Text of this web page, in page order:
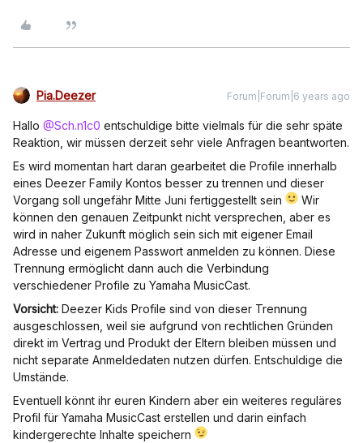
Pia.Deezer Forum|Forum|6 years ago
Hallo @Sch.n1c0 entschuldige bitte vielmals für die sehr späte
Reaktion, wir müssen derzeit sehr viele Anfragen beantworten.
Es wird momentan hart daran gearbeitet die Profile innerhalb
eines Deezer Family Kontos besser zu trennen und dieser
Vorgang soll ungefähr Mitte Juni fertiggestellt sein
Wir
können den genauen Zeitpunkt nicht versprechen, aber es
wird in naher Zukunft möglich sein sich mit eigener Email
Adresse und eigenem Passwort anmelden zu können. Diese
Trennung ermöglicht dann auch die Verbindung
verschiedener Profile zu Yamaha MusicCast.
Vorsicht: Deezer Kids Profile sind von dieser Trennung
ausgeschlossen, weil sie aufgrund von rechtlichen Gründen
direkt im Vertrag und Produkt der Eltern bleiben müssen und
nicht separate Anmeldedaten nutzen dürfen. Entschuldige die
Umstände.
Eventuell könnt ihr euren Kindern aber ein weiteres reguläres
Profil für Yamaha MusicCast erstellen und darin einfach
kindergerechte Inhalte speichern